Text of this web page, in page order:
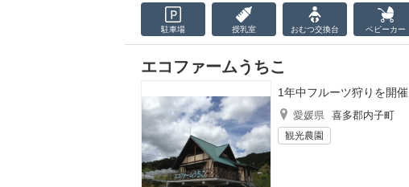
駐車場 授乳室 おむつ交換台 ベビーカー
エコファームうちこ
1年中フルーツ狩りを開催
愛媛県 喜多郡内子町
観光農園